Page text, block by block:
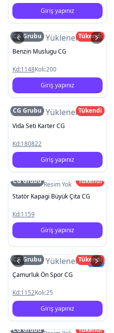
Giriş yapınız
Resim Yüklenemedi
CG Grubu
Tükendi
Benzin Muslugu CG
Kd:1148Koli:200
Giriş yapınız
Resim Yüklenemedi
CG Grubu
Tükendi
Vida Seti Karter CG
Kd:180822
Giriş yapınız
Resim Yok
CG Grubu
Tükendi
Statör Kapagi Büyük Çita CG
Kd:1159
Giriş yapınız
Resim YüklenemediYeni
CG Grubu
Tükendi
Çamurluk Ön Spor CG
Kd:1152Koli:25
Giriş yapınız
CG Grubu
Tükendi